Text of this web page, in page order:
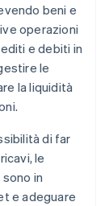
beni e
operazioni
e debiti in
le
la liquidità
di far
le
in
e adeguare